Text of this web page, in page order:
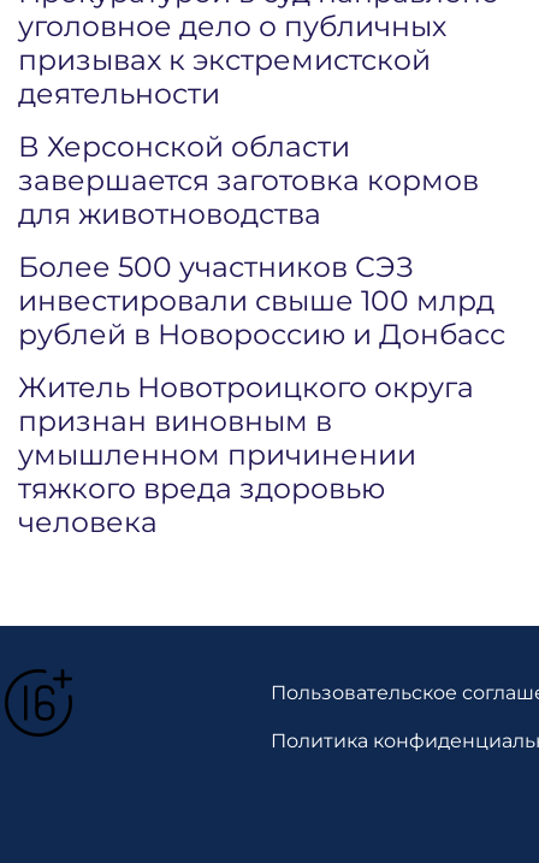
уголовное дело о публичных
призывах к экстремистской
деятельности
В Херсонской области
завершается заготовка кормов
для животноводства
Более 500 участников СЭЗ
инвестировали свыше 100 млрд
рублей в Новороссию и Донбасс
Житель Новотроицкого округа
признан виновным в
умышленном причинении
тяжкого вреда здоровью
человека
Пользовательское
Политика